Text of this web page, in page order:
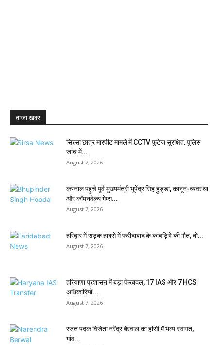
ताजा खबर
सिरसा छात्र मारपीट मामले में CCTV फुटेज सुरक्षित, पुलिस
जांच में...
August 7, 2026
करनाल पहुंचे पूर्व मुख्यमंत्री भूपेंद्र सिंह हुड्डा, कानून-व्यवस्था
और कॉमनवेल्थ गेम्स...
August 7, 2026
हरिद्वार में सड़क हादसे में फरीदाबाद के कांवड़िये की मौत, दो...
August 7, 2026
हरियाणा प्रशासन में बड़ा फेरबदल, 17 IAS और 7 HCS
अधिकारियों...
August 7, 2026
रजत पदक विजेता नरेंद्र बेरवाल का हांसी में भव्य स्वागत,
गांव...